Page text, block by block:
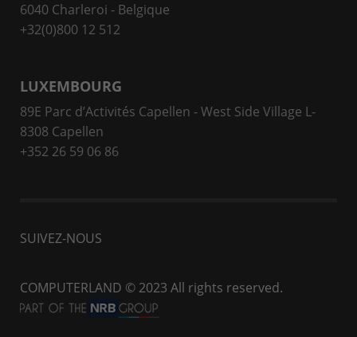
6040 Charleroi - Belgique
+32(0)800 12 512
LUXEMBOURG
89E Parc d’Activités Capellen - West Side Village L-
8308 Capellen
+352 26 59 06 86
SUIVEZ-NOUS
COMPUTERLAND © 2023 All rights reserved.